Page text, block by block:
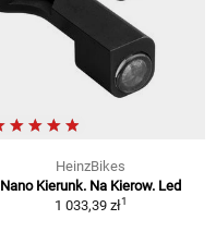
HeinzBikes
Nano Kierunk. Na Kierow. Led
1 033,39 zł1